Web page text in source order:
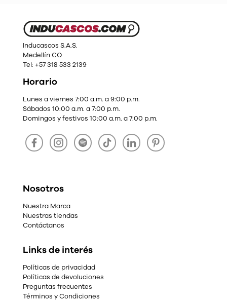
Inducascos S.A.S.
Medellín CO
Tel: +57 318 533 2139
Horario
Lunes a viernes 7:00 a.m. a 9:00 p.m.
Sábados 10:00 a.m. a 7:00 p.m.
Domingos y festivos 10:00 a.m. a 7:00 p.m.
Nosotros
Nuestra Marca
Nuestras tiendas
Contáctanos
Links de interés
Políticas de privacidad
Políticas de devoluciones
Preguntas frecuentes
Términos y Condiciones